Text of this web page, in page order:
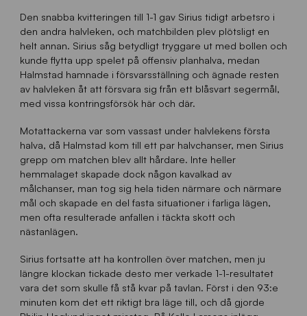
Den snabba kvitteringen till 1-1 gav Sirius tidigt arbetsro i
den andra halvleken, och matchbilden plev plötsligt en
helt annan. Sirius såg betydligt tryggare ut med bollen och
kunde flytta upp spelet på offensiv planhalva, medan
Halmstad hamnade i försvarsställning och ägnade resten
av halvleken åt att försvara sig från ett blåsvart segermål,
med vissa kontringsförsök här och där.
Motattackerna var som vassast under halvlekens första
halva, då Halmstad kom till ett par halvchanser, men Sirius
grepp om matchen blev allt hårdare. Inte heller
hemmalaget skapade dock någon kavalkad av
målchanser, man tog sig hela tiden närmare och närmare
mål och skapade en del fasta situationer i farliga lägen,
men ofta resulterade anfallen i täckta skott och
nästanlägen.
Sirius fortsatte att ha kontrollen över matchen, men ju
längre klockan tickade desto mer verkade 1-1-resultatet
vara det som skulle få stå kvar på tavlan. Först i den 93:e
minuten kom det ett riktigt bra läge till, och då gjorde